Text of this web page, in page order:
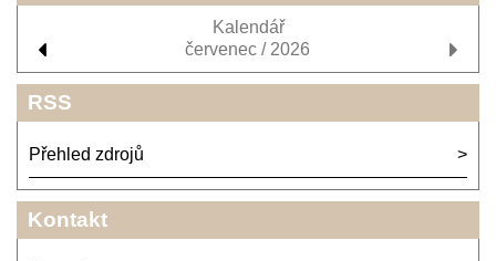
Kalendář
červenec / 2026
RSS
Přehled zdrojů
Kontakt